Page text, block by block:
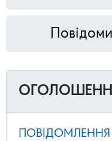
ПОВІДОМЛЕННЯ